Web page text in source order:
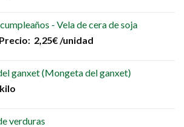
- Vela de cera de soja
Precio: 2,25€/unidad
ganxet (Mongeta del ganxet)
kilo
verduras